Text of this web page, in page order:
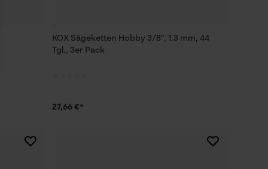
KOX Sägeketten Hobby 3/8", 1.3 mm, 44
Tgl., 3er Pack
27,66 €*